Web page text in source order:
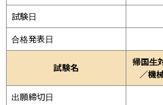
試験日
合格発表日
試験名
帰国生
／機
出願締切日